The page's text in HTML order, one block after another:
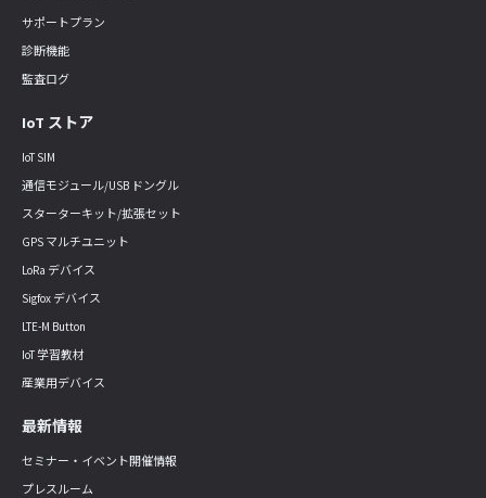
サポートプラン
診断機能
監査ログ
IoT ストア
IoT SIM
通信モジュール/USB ドングル
スターターキット/拡張セット
GPS マルチユニット
LoRa デバイス
Sigfox デバイス
LTE-M Button
IoT 学習教材
産業用デバイス
最新情報
セミナー・イベント開催情報
プレスルーム